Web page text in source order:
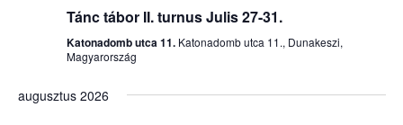
Tánc tábor II. turnus Julis 27-31.
Katonadomb utca 11. Katonadomb utca 11., Dunakeszi,
Magyarország
augusztus 2026